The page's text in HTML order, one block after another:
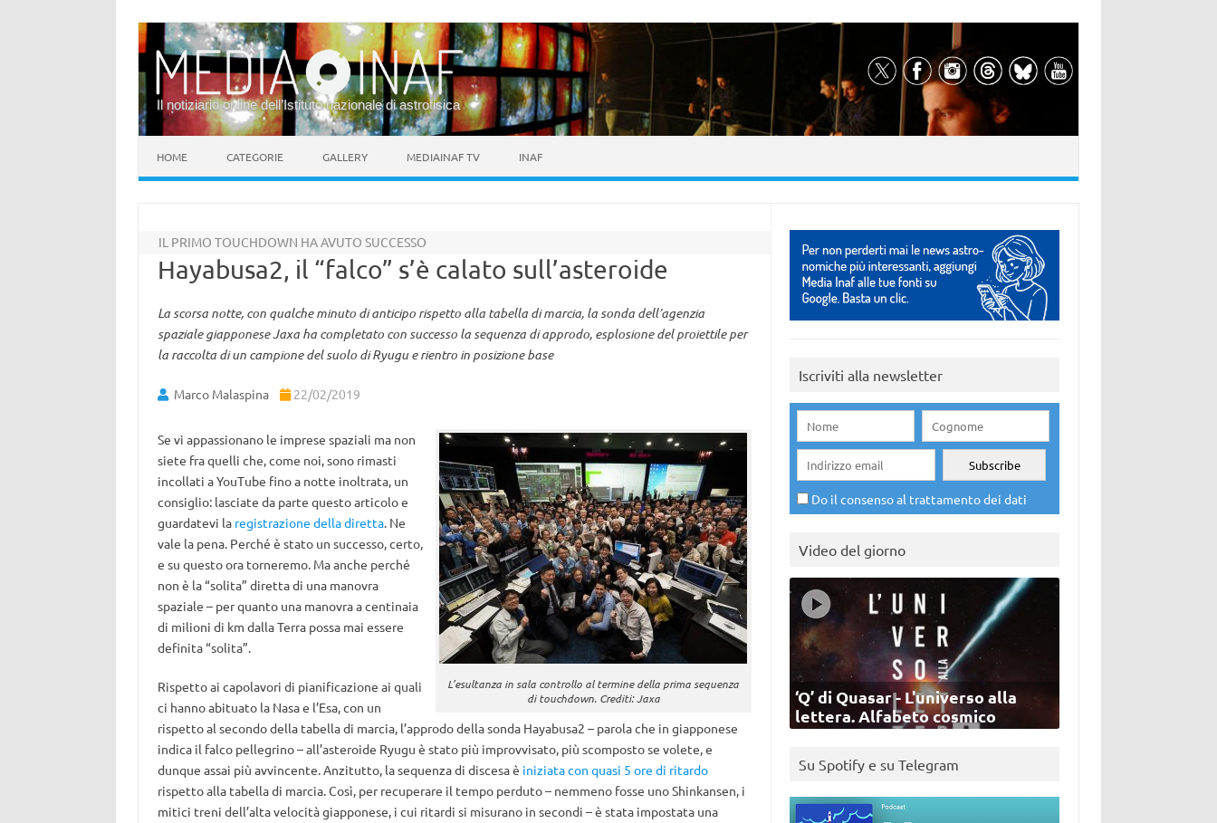
Il notiziario online dell’Istituto nazionale di astrofisica
HOME CATEGORIE GALLERY MEDIAINAF TV INAF
IL PRIMO TOUCHDOWN HA AVUTO SUCCESSO
Hayabusa2, il “falco” s’è calato sull’asteroide
La scorsa notte, con qualche minuto di anticipo rispetto alla tabella di marcia, la sonda dell’agenzia
spaziale giapponese Jaxa ha completato con successo la sequenza di approdo, esplosione del proiettile per
la raccolta di un campione del suolo di Ryugu e rientro in posizione base
Marco Malaspina 22/02/2019
L’esultanza in sala controllo al termine della prima sequenza
di touchdown. Crediti: Jaxa
Se vi appassionano le imprese spaziali ma non
siete fra quelli che, come noi, sono rimasti
incollati a YouTube fino a notte inoltrata, un
consiglio: lasciate da parte questo articolo e
guardatevi la registrazione della diretta. Ne
vale la pena. Perché è stato un successo, certo,
e su questo ora torneremo. Ma anche perché
non è la “solita” diretta di una manovra
spaziale – per quanto una manovra a centinaia
di milioni di km dalla Terra possa mai essere
definita “solita”.
Rispetto ai capolavori di pianificazione ai quali
ci hanno abituato la Nasa e l’Esa, con un
rispetto al secondo della tabella di marcia, l’approdo della sonda Hayabusa2 – parola che in giapponese
indica il falco pellegrino – all’asteroide Ryugu è stato più improvvisato, più scomposto se volete, e
dunque assai più avvincente. Anzitutto, la sequenza di discesa è iniziata con quasi 5 ore di ritardo
rispetto alla tabella di marcia. Così, per recuperare il tempo perduto – nemmeno fosse uno Shinkansen, i
mitici treni dell’alta velocità giapponese, i cui ritardi si misurano in secondi – è stata impostata una
Iscriviti alla newsletter
Do il consenso al trattamento dei dati
Video del giorno
‘Q’ di Quasar - L'universo alla
lettera. Alfabeto cosmico
Su Spotify e su Telegram